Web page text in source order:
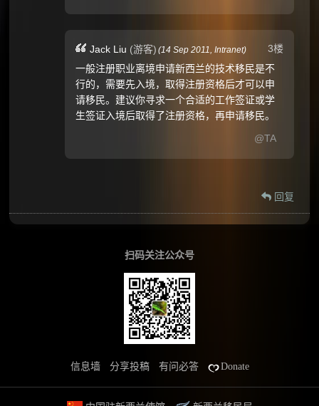
3楼
Jack Liu (游客) (14 Sep 2011,Intranet)
一般注册职业离境申请新西兰的技术移民是不
行的，需要先入境，取得注册资格后才可以申
请移民。建议你寻求一个合适的工作签证或学
生签证入境后取得了注册资格，再申请移民。
@TA
回复
扫码关注公众号
信息墙 分享投稿 有问必答 Donate